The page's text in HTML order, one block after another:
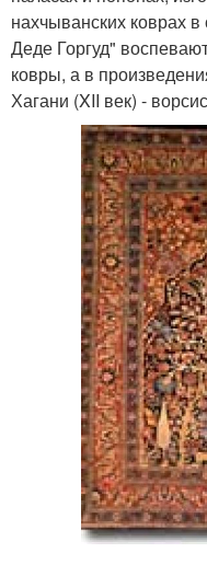
нахчыванских коврах
Деде Горгуд"
ковры, а в
Хагани (XII век) -